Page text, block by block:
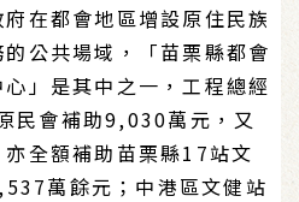
在都會地區增設原住民族
公共場域，「苗栗縣都會
」是其中之一，工程總經
民會補助9,030萬元，又
全額補助苗栗縣17站文
萬餘元；中港區文健站